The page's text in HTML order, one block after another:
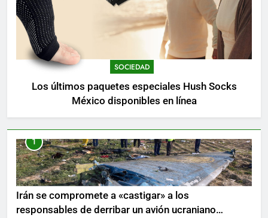
SOCIEDAD
Los últimos paquetes especiales Hush Socks
México disponibles en línea
1
Irán se compromete a «castigar» a los
responsables de derribar un avión ucraniano